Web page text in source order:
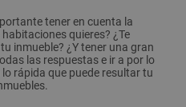
tener en cuenta la
quieres? ¿Te
inmueble? ¿Y tener una gran
las respuestas e ir a por lo
rápida que puede resultar tu